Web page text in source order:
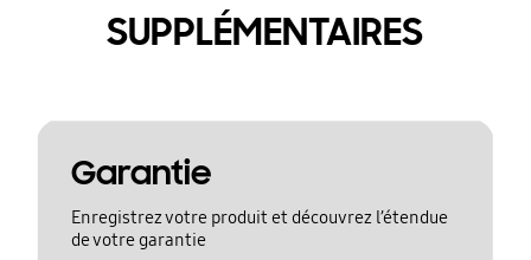
SUPPLÉMENTAIRES
Garantie
Enregistrez votre produit et découvrez l’étendue
de votre garantie